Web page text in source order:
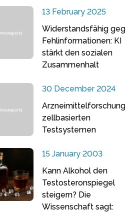
13 February 2025
Widerstandsfähig
Fehlinformationen: KI
stärkt den sozialen
Zusammenhalt
30 December 2024
zellbasierten
Testsystemen
15 January 2003
Kann Alkohol den
Testosteronspiegel
steigern? Die
Wissenschaft sagt: